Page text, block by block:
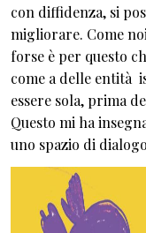
con diffidenza, si
migliorare. Come
forse è per questo
come a delle entità
essere sola, prima
Questo mi ha
uno spazio di